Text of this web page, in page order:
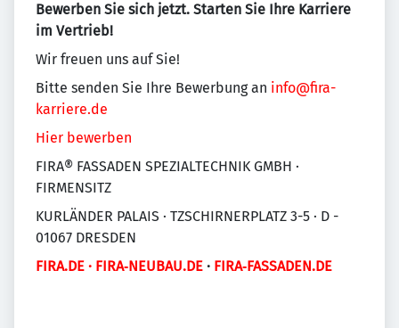
Bewerben Sie sich jetzt. Starten Sie Ihre Karriere
im Vertrieb!
Wir freuen uns auf Sie!
Bitte senden Sie Ihre Bewerbung an info@fira-
karriere.de
Hier bewerben
FIRA® FASSADEN SPEZIALTECHNIK GMBH ·
FIRMENSITZ
KURLÄNDER PALAIS · TZSCHIRNERPLATZ 3-5 · D -
01067 DRESDEN
FIRA.DE · FIRA‑NEUBAU.DE · FIRA‑FASSADEN.DE